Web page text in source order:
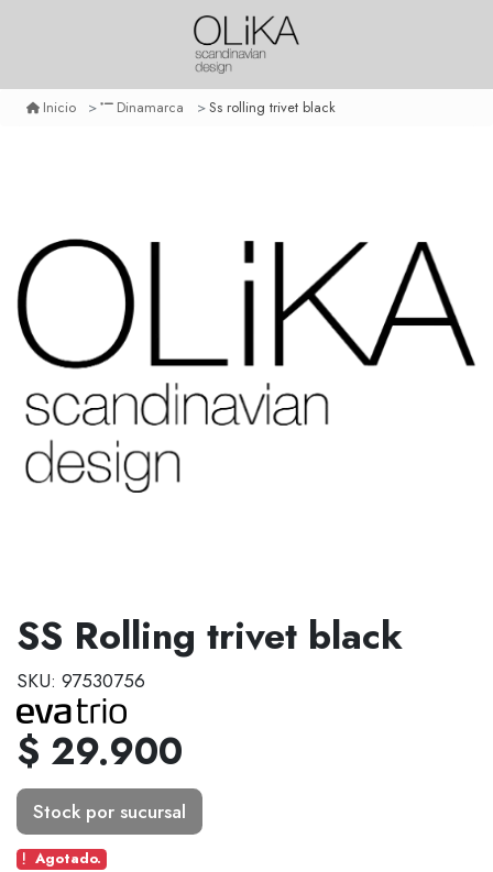
Inicio Dinamarca Ss rolling trivet black
SS Rolling trivet black
SKU: 97530756
$ 29.900
Stock por sucursal
Agotado.